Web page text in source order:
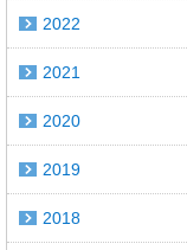
2022
2021
2020
2019
2018